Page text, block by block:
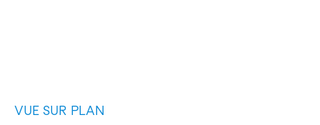
VUE SUR PLAN